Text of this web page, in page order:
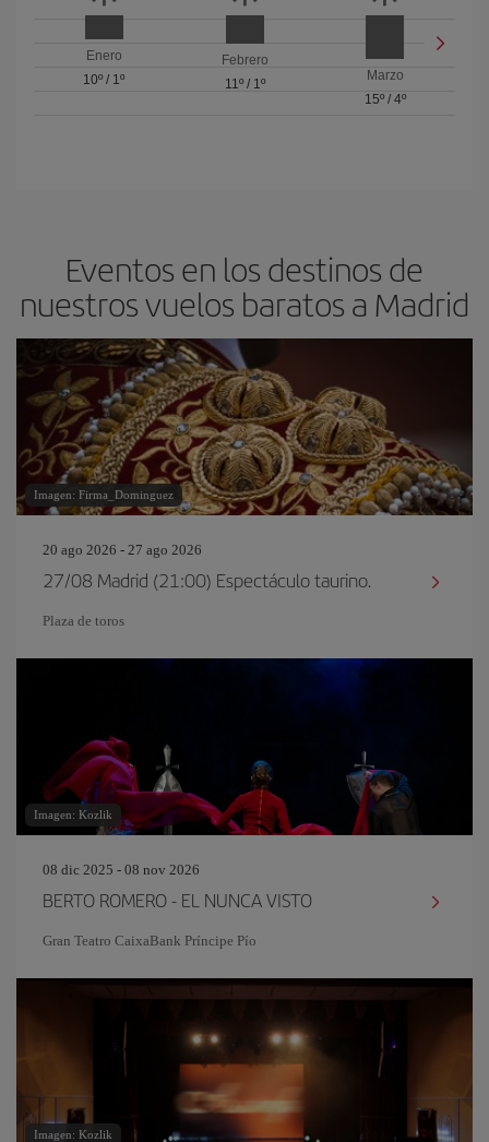
Enero
10º / 1º
Febrero
11º/ 1º
Marzo
15º/ 4º
Eventos en los destinos de
nuestros vuelos baratos a Madrid
Imagen: Firma_Dominguez
20 ago 2026 - 27 ago 2026
27/08 Madrid (21:00) Espectáculo taurino.
Plaza de toros
Imagen: Kozlik
08 dic 2025 - 08 nov 2026
BERTO ROMERO - EL NUNCA VISTO
Gran Teatro CaixaBank Príncipe Pío
Imagen: Kozlik